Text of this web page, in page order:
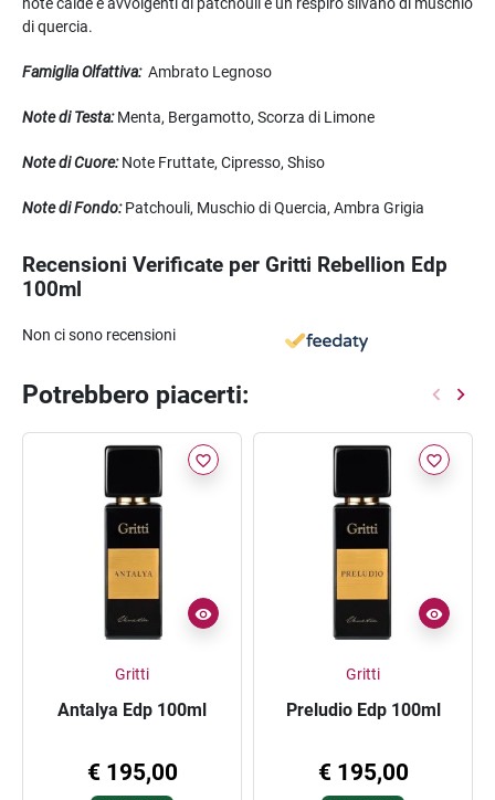
di quercia.
Famiglia Olfattiva: Ambrato Legnoso
Note di Testa:Menta, Bergamotto, Scorza di Limone
Note di Cuore:Note Fruttate, Cipresso, Shiso
Note di Fondo:Patchouli, Muschio di Quercia, Ambra Grigia
Recensioni Verificate per Gritti Rebellion Edp
100ml
Non ci sono recensioni
Potrebbero piacerti:
favorite_border
Gritti
Antalya Edp 100ml
€ 195,00
favorite_border
Gritti
Preludio Edp 100ml
€ 195,00